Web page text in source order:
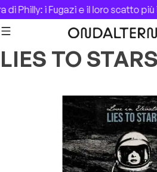
Skip to content
Philly: i Fugazi e il loro scatto
LIES TO STARS